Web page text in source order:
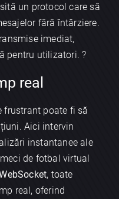
un protocol care să
fără întârziere.
imediat,
pentru utilizatori. ?
real
frustrant poate fi să
Aici intervin
instantanee ale
de fotbal virtual
, toate
real, oferind